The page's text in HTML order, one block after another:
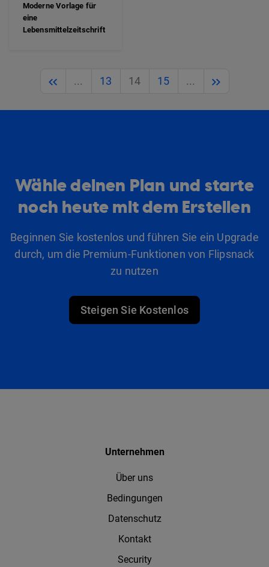
Moderne Vorlage für
eine
Lebensmittelzeitschrift
Previous
... 13 14 15 ... Next
Wähle deinen Plan und starte
noch heute mit dem Erstellen
Beginnen Sie kostenlos und führen Sie ein Upgrade
durch, um die Premium-Funktionen von Flipsnack
zu nutzen
Steigen Sie Kostenlos
Unternehmen
Über uns
Bedingungen
Datenschutz
Kontakt
Security